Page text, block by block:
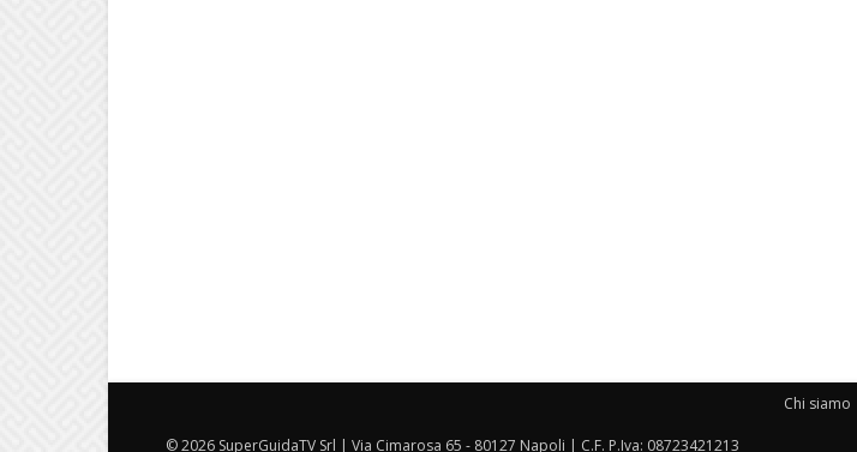
Chi siamo
© 2026 SuperGuidaTV Srl | Via Cimarosa 65 - 80127 Napoli | C.F. P.Iva: 08723421213